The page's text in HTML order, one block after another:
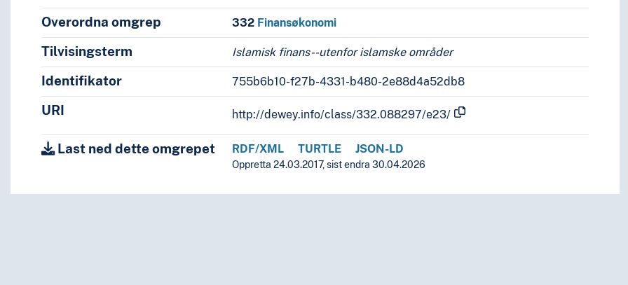
penger fra sosial kreditt
Overordna omgrep 332 Finansøkonomi
Tilvisingsterm Islamisk finans--utenfor islamske områder
Identifikator 755b6b10-f27b-4331-b480-2e88d4a52db8
URI http://dewey.info/class/332.088297/e23/
Last ned dette omgrepet RDF/XML TURTLE JSON-LD
Oppretta 24.03.2017, sist endra 30.04.2026